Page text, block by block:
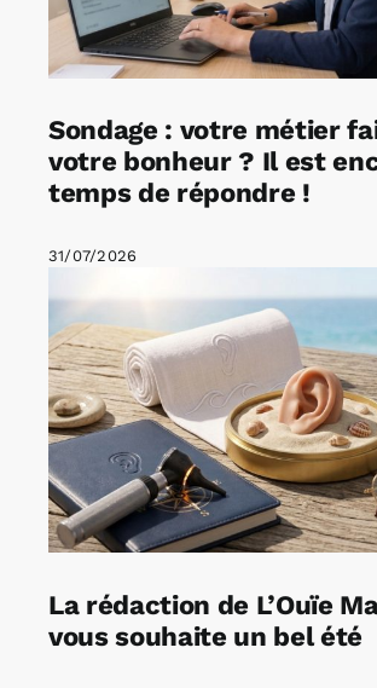
Sondage : votre métier
votre bonheur ? Il est
temps de répondre !
31/07/2026
La rédaction de L’Ouïe
vous souhaite un bel été